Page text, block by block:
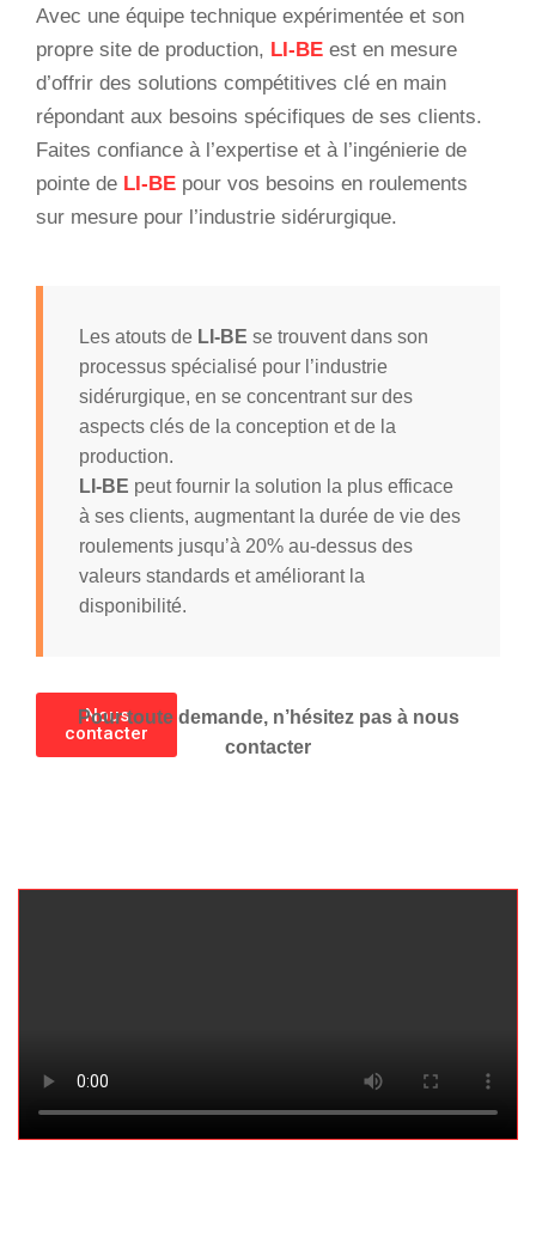
Avec une équipe technique expérimentée et son
propre site de production, LI-BE est en mesure
d’offrir des solutions compétitives clé en main
répondant aux besoins spécifiques de ses clients.
Faites confiance à l’expertise et à l’ingénierie de
pointe de LI-BE pour vos besoins en roulements
sur mesure pour l’industrie sidérurgique.
Les atouts de LI-BE se trouvent dans son
processus spécialisé pour l’industrie
sidérurgique, en se concentrant sur des
aspects clés de la conception et de la
production.
LI-BE peut fournir la solution la plus efficace
à ses clients, augmentant la durée de vie des
roulements jusqu’à 20% au-dessus des
valeurs standards et améliorant la
disponibilité.
Nous
contacter
Pour toute demande, n’hésitez pas à nous
contacter